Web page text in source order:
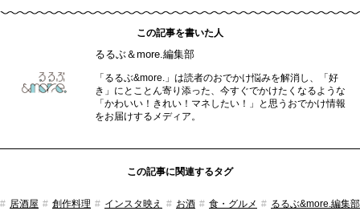
この記事を書いた人
るるぶ＆more.編集部
「るるぶ&more.」は読者のおでかけ悩みを解消し、「好
き」にとことん寄り添った、今すぐでかけたくなるような
「かわいい！きれい！マネしたい！」と思うおでかけ情報
をお届けするメディア。
この記事に関連するタグ
居酒屋 創作料理 インスタ映え お酒 食・グルメ
るるぶ&more.編集部